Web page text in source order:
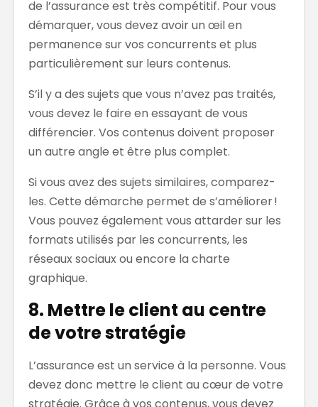
de l’assurance est très compétitif. Pour vous
démarquer, vous devez avoir un œil en
permanence sur vos concurrents et plus
particulièrement sur leurs contenus.
S’il y a des sujets que vous n’avez pas traités,
vous devez le faire en essayant de vous
différencier. Vos contenus doivent proposer
un autre angle et être plus complet.
Si vous avez des sujets similaires, comparez-
les. Cette démarche permet de s’améliorer !
Vous pouvez également vous attarder sur les
formats utilisés par les concurrents, les
réseaux sociaux ou encore la charte
graphique.
8. Mettre le client au centre
de votre stratégie
L’assurance est un service à la personne. Vous
devez donc mettre le client au cœur de votre
stratégie. Grâce à vos contenus, vous devez